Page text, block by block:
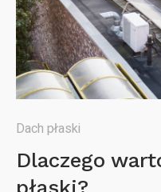
Dach płaski
Dlaczego